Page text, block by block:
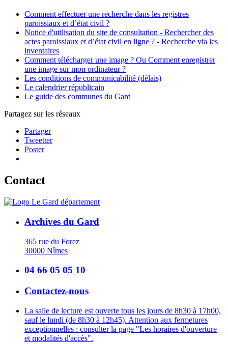
Comment effectuer une recherche dans les registres
paroissiaux et d’état civil ?
Notice d'utilisation du site de consultation - Rechercher des
actes paroissiaux et d’état civil en ligne ? - Recherche via les
inventaires
Comment télécharger une image ? Ou Comment enregistrer
une image sur mon ordinateur ?
Les conditions de communicabilité (délais)
Le calendrier républicain
Le guide des communes du Gard
Partagez sur les réseaux
Partager
Tweetter
Poster
Contact
Archives du Gard
365 rue du Forez
30000 Nîmes
04 66 05 05 10
Contactez-nous
La salle de lecture est ouverte tous les jours de 8h30 à 17h00,
sauf le lundi (de 8h30 à 12h45). Attention aux fermetures
exceptionnelles : consulter la page "Les horaires d'ouverture
et modalités d'accès".